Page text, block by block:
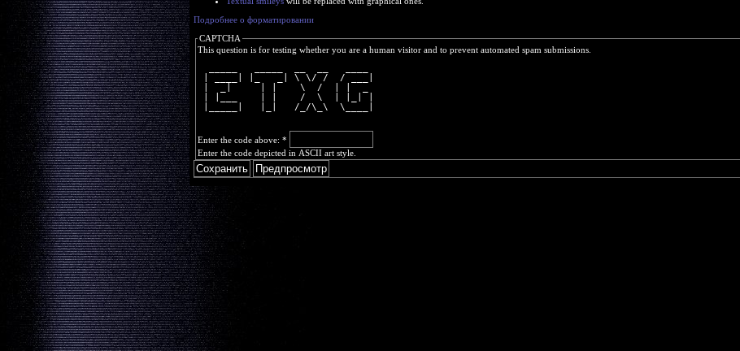
Подробнее о форматировании
CAPTCHA
This question is for testing whether you are a human visitor and to prevent automated spam submissions.
| ____| |_   _| \ \/ /  / ___|
|  _|     | |    \  /  | |  _
| |___    | |    /  \  | |_| |
|_____|   |_|   /_/\_\  \____|
Enter the code above: *
Enter the code depicted in ASCII art style.